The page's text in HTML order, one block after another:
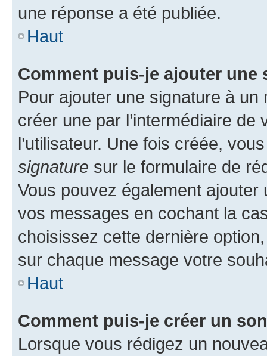
une réponse a été publiée.
Haut
Comment puis-je ajouter une
Pour ajouter une signature à un
créer une par l’intermédiaire
l’utilisateur. Une fois créée,
signature sur le formulaire de
Vous pouvez également
vos messages en cochant la
choisissez cette dernière
sur chaque message votre
Haut
Comment puis-je créer un
Lorsque vous rédigez un